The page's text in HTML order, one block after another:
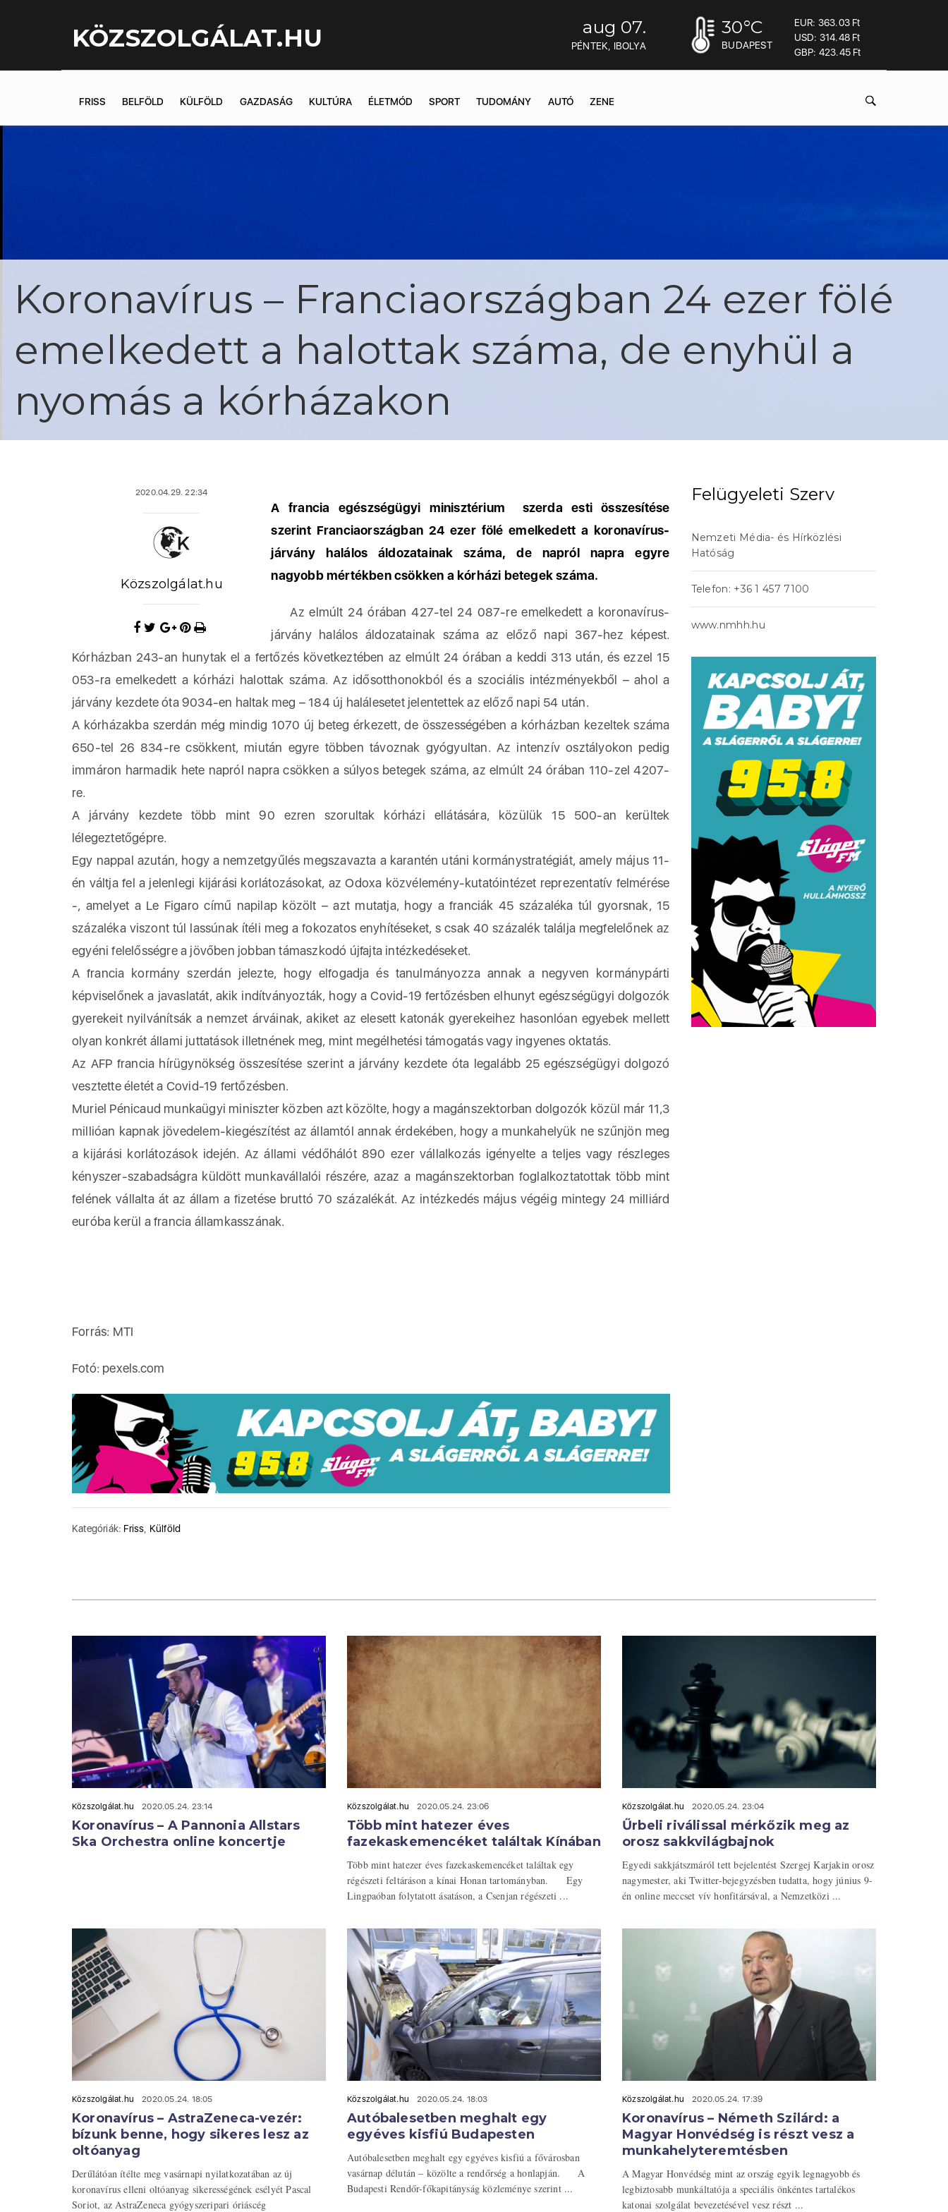
KÖZSZOLGÁLAT.HU aug 07.
PÉNTEK, IBOLYA
30°C
BUDAPEST
EUR: 363.03 Ft
USD: 314.48 Ft
GBP: 423.45 Ft
FRISS BELFÖLD KÜLFÖLD GAZDASÁG KULTÚRA ÉLETMÓD SPORT TUDOMÁNY AUTÓ ZENE
Koronavírus – Franciaországban 24 ezer fölé
emelkedett a halottak száma, de enyhül a
nyomás a kórházakon
2020.04.29. 22:34
Közszolgálat.hu
A francia egészségügyi minisztérium szerda esti összesítése
szerint Franciaországban 24 ezer fölé emelkedett a koronavírus-
járvány halálos áldozatainak száma, de napról napra egyre
nagyobb mértékben csökken a kórházi betegek száma.
Az elmúlt 24 órában 427-tel 24 087-re emelkedett a koronavírus-
járvány halálos áldozatainak száma az előző napi 367-hez képest.
Kórházban 243-an hunytak el a fertőzés következtében az elmúlt 24 órában a keddi 313 után, és ezzel 15
053-ra emelkedett a kórházi halottak száma. Az idősotthonokból és a szociális intézményekből – ahol a
járvány kezdete óta 9034-en haltak meg – 184 új halálesetet jelentettek az előző napi 54 után.
A kórházakba szerdán még mindig 1070 új beteg érkezett, de összességében a kórházban kezeltek száma
650-tel 26 834-re csökkent, miután egyre többen távoznak gyógyultan. Az intenzív osztályokon pedig
immáron harmadik hete napról napra csökken a súlyos betegek száma, az elmúlt 24 órában 110-zel 4207-
re.
A járvány kezdete több mint 90 ezren szorultak kórházi ellátására, közülük 15 500-an kerültek
lélegeztetőgépre.
Egy nappal azután, hogy a nemzetgyűlés megszavazta a karantén utáni kormánystratégiát, amely május 11-
én váltja fel a jelenlegi kijárási korlátozásokat, az Odoxa közvélemény-kutatóintézet reprezentatív felmérése
-, amelyet a Le Figaro című napilap közölt – azt mutatja, hogy a franciák 45 százaléka túl gyorsnak, 15
százaléka viszont túl lassúnak ítéli meg a fokozatos enyhítéseket, s csak 40 százalék találja megfelelőnek az
egyéni felelősségre a jövőben jobban támaszkodó újfajta intézkedéseket.
A francia kormány szerdán jelezte, hogy elfogadja és tanulmányozza annak a negyven kormánypárti
képviselőnek a javaslatát, akik indítványozták, hogy a Covid-19 fertőzésben elhunyt egészségügyi dolgozók
gyerekeit nyilvánítsák a nemzet árváinak, akiket az elesett katonák gyerekeihez hasonlóan egyebek mellett
olyan konkrét állami juttatások illetnének meg, mint megélhetési támogatás vagy ingyenes oktatás.
Az AFP francia hírügynökség összesítése szerint a járvány kezdete óta legalább 25 egészségügyi dolgozó
vesztette életét a Covid-19 fertőzésben.
Muriel Pénicaud munkaügyi miniszter közben azt közölte, hogy a magánszektorban dolgozók közül már 11,3
millióan kapnak jövedelem-kiegészítést az államtól annak érdekében, hogy a munkahelyük ne szűnjön meg
a kijárási korlátozások idején. Az állami védőhálót 890 ezer vállalkozás igényelte a teljes vagy részleges
kényszer-szabadságra küldött munkavállalói részére, azaz a magánszektorban foglalkoztatottak több mint
felének vállalta át az állam a fizetése bruttó 70 százalékát. Az intézkedés május végéig mintegy 24 milliárd
euróba kerül a francia államkasszának.
Forrás: MTI
Fotó: pexels.com
Kategóriák: Friss, Külföld
Felügyeleti Szerv
Nemzeti Média- és Hírközlési
Hatóság
Telefon: +36 1 457 7100
www.nmhh.hu
Közszolgálat.hu 2020.05.24. 23:14
Koronavírus – A Pannonia Allstars
Ska Orchestra online koncertje
Közszolgálat.hu 2020.05.24. 23:06
Több mint hatezer éves
fazekaskemencéket találtak Kínában
Több mint hatezer éves fazekaskemencéket találtak egy
régészeti feltáráson a kínai Honan tartományban. Egy
Lingpaóban folytatott ásatáson, a Csenjan régészeti ...
Közszolgálat.hu 2020.05.24. 23:04
Űrbeli riválissal mérkőzik meg az
orosz sakkvilágbajnok
Egyedi sakkjátszmáról tett bejelentést Szergej Karjakin orosz
nagymester, aki Twitter-bejegyzésben tudatta, hogy június 9-
én online meccset vív honfitársával, a Nemzetközi ...
Közszolgálat.hu 2020.05.24. 18:05
Koronavírus – AstraZeneca-vezér:
bízunk benne, hogy sikeres lesz az
oltóanyag
Derűlátóan ítélte meg vasárnapi nyilatkozatában az új
koronavírus elleni oltóanyag sikerességének esélyét Pascal
Soriot, az AstraZeneca gyógyszeripari óriáscég
Közszolgálat.hu 2020.05.24. 18:03
Autóbalesetben meghalt egy
egyéves kisfiú Budapesten
Autóbalesetben meghalt egy egyéves kisfiú a fővárosban
vasárnap délután – közölte a rendőrség a honlapján. A
Budapesti Rendőr-főkapitányság közleménye szerint ...
Közszolgálat.hu 2020.05.24. 17:39
Koronavírus – Németh Szilárd: a
Magyar Honvédség is részt vesz a
munkahelyteremtésben
A Magyar Honvédség mint az ország egyik legnagyobb és
legbiztosabb munkáltatója a speciális önkéntes tartalékos
katonai szolgálat bevezetésével vesz részt ...